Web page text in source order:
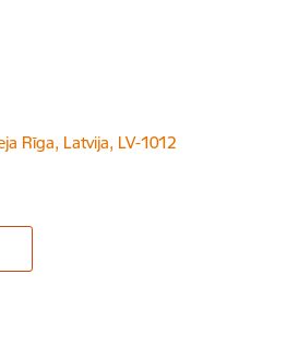
Rīga, Latvija, LV-1012